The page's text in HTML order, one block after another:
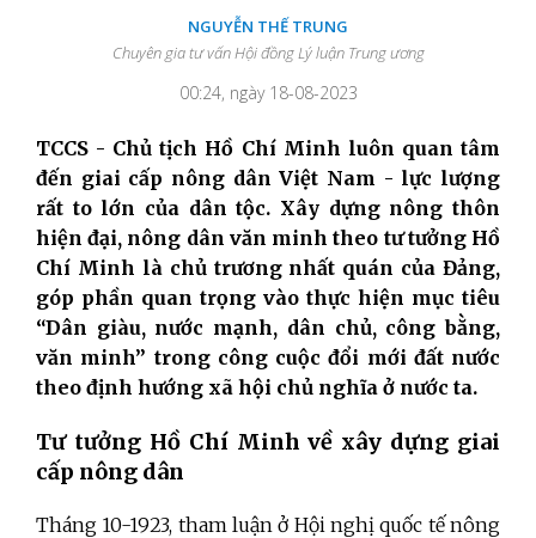
NGUYỄN THẾ TRUNG
Chuyên gia tư vấn Hội đồng Lý luận Trung ương
00:24, ngày 18-08-2023
TCCS - Chủ tịch Hồ Chí Minh luôn quan tâm
đến giai cấp nông dân Việt Nam - lực lượng
rất to lớn của dân tộc. Xây dựng nông thôn
hiện đại, nông dân văn minh theo tư tưởng Hồ
Chí Minh là chủ trương nhất quán của Đảng,
góp phần quan trọng vào thực hiện mục tiêu
“Dân giàu, nước mạnh, dân chủ, công bằng,
văn minh” trong công cuộc đổi mới đất nước
theo định hướng xã hội chủ nghĩa ở nước ta.
Tư tưởng Hồ Chí Minh về xây dựng giai
cấp nông dân
Tháng 10-1923, tham luận ở Hội nghị quốc tế nông